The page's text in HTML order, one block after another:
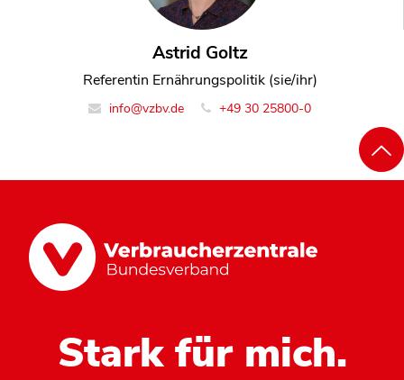
Astrid Goltz
Referentin Ernährungspolitik (sie/ihr)
info@vzbv.de +49 30 25800-0
Stark für mich.